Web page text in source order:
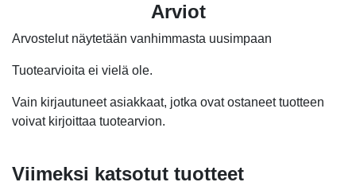
Arviot
Arvostelut näytetään vanhimmasta uusimpaan
Tuotearvioita ei vielä ole.
Vain kirjautuneet asiakkaat, jotka ovat ostaneet tuotteen
voivat kirjoittaa tuotearvion.
Viimeksi katsotut tuotteet